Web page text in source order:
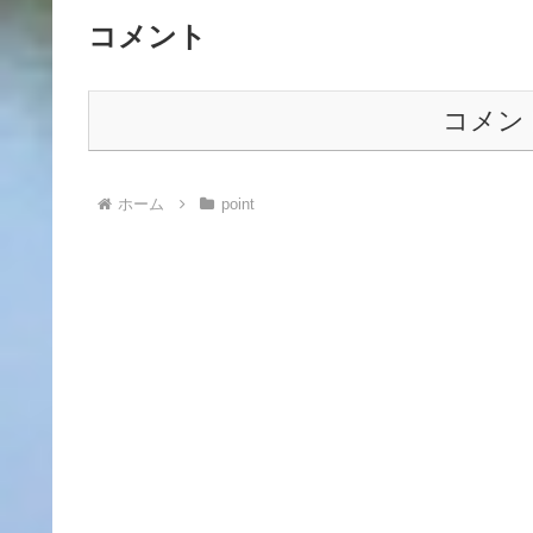
コメント
コメン
ホーム point